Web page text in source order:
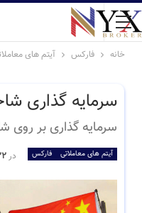
خانه فارکس آیتم های
سرمایه گذاری
سرمایه گذاری بر
آیتم های معاملاتی فارکس در